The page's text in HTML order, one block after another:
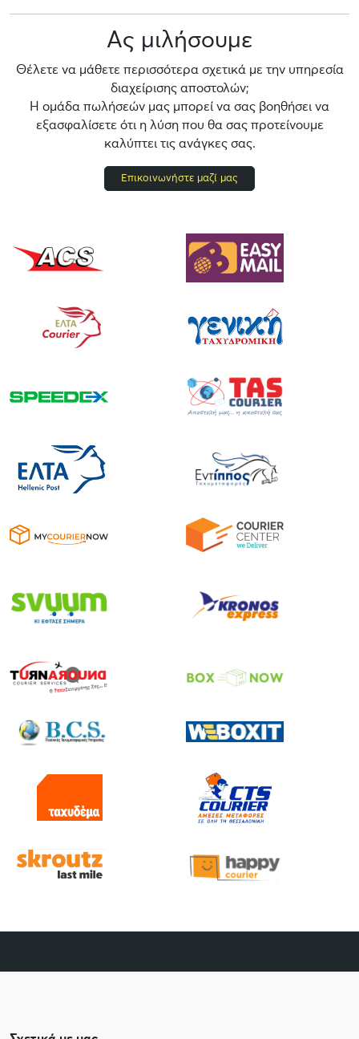
Ας μιλήσουμε
Θέλετε να μάθετε περισσότερα σχετικά με την υπηρεσία
διαχείρισης αποστολών;
Η ομάδα πωλήσεών μας μπορεί να σας βοηθήσει να
εξασφαλίσετε ότι η λύση που θα σας προτείνουμε
καλύπτει τις ανάγκες σας.
Επικοινωνήστε μαζί μας